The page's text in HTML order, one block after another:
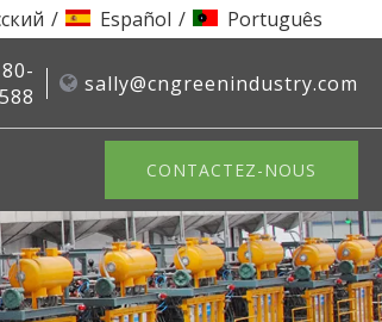
/ Español / Português
sally@cngreenindustry.com
de recyclage EPS Moules EPS Machines
CONTACTEZ-NOUS